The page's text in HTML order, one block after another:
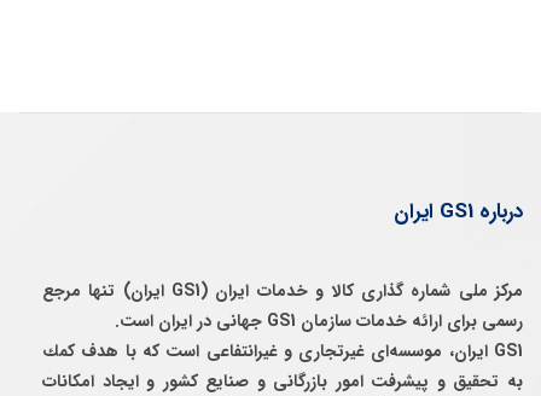
درباره GS1 ایران
مرکز ملی شماره گذاری کالا و خدمات ایران (GS1 ایران) تنها مرجع
رسمی برای ارائه خدمات سازمان GS1 جهانی در ایران است.
GS1 ایران، موسسه‌ای غيرتجاری و غيرانتفاعی است كه با هدف كمك
به تحقيق و پيشرفت امور بازرگانی و صنايع كشور و ايجاد امكانات